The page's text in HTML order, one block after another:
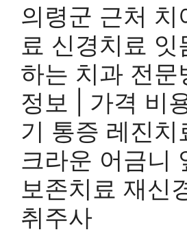
의령군 근처 치
료 신경치료
하는 치과 전문
정보 | 가격 비
기 통증 레진치
크라운 어금니
보존치료 재신
취주사